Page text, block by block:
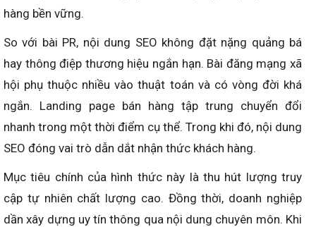
hàng bền vững.
So với bài PR, nội dung SEO không đặt nặng quảng bá
hay thông điệp thương hiệu ngắn hạn. Bài đăng mạng xã
hội phụ thuộc nhiều vào thuật toán và có vòng đời khá
ngắn. Landing page bán hàng tập trung chuyển đổi
nhanh trong một thời điểm cụ thể. Trong khi đó, nội dung
SEO đóng vai trò dẫn dắt nhận thức khách hàng.
Mục tiêu chính của hình thức này là thu hút lượng truy
cập tự nhiên chất lượng cao. Đồng thời, doanh nghiệp
dần xây dựng uy tín thông qua nội dung chuyên môn. Khi